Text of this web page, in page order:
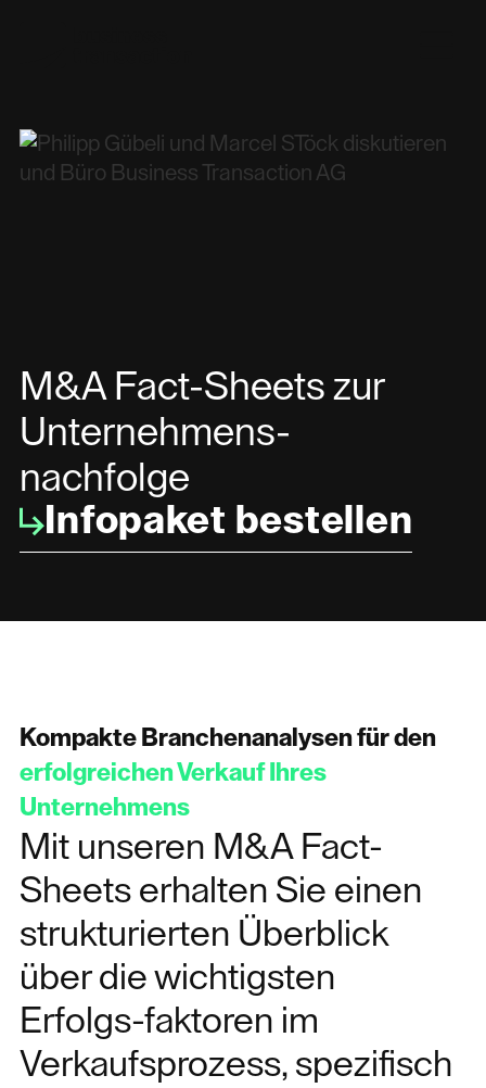
M&A Fact-Sheets zur
Unternehmens-
nachfolge
Infopaket bestellen
Kompakte Branchenanalysen für den
erfolgreichen Verkauf Ihres
Unternehmens
Mit unseren M&A Fact-
Sheets erhalten Sie einen
strukturierten Überblick
über die wichtigsten
Erfolgs-faktoren im
Verkaufsprozess, spezifisch